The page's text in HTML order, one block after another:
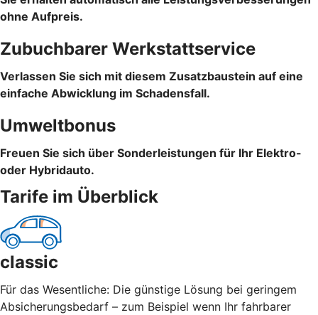
ohne Aufpreis.
Zubuchbarer Werkstattservice
Verlassen Sie sich mit diesem Zusatzbaustein auf eine
einfache Abwicklung im Schadensfall.
Umweltbonus
Freuen Sie sich über Sonderleistungen für Ihr Elektro-
oder Hybridauto.
Tarife im Überblick
classic
Für das Wesentliche: Die günstige Lösung bei geringem
Absicherungsbedarf – zum Beispiel wenn Ihr fahrbarer